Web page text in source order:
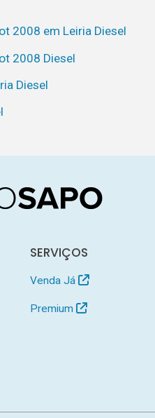
2008 em Leiria Diesel
2008 Diesel
Diesel
SERVIÇOS
Venda Já
Premium